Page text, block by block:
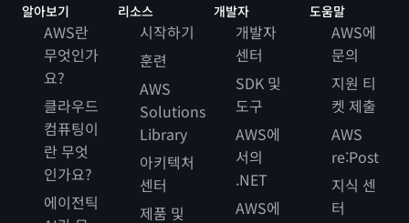
알아보기
AWS란
무엇인가
요?
클라우드
컴퓨팅이
란 무엇
인가요?
에이전틱
리소스
시작하기
훈련
AWS
Solutions
Library
아키텍처
센터
제품 및
개발자
개발자
센터
SDK 및
도구
AWS에
서의
.NET
AWS에
도움말
AWS에
문의
지원 티
켓 제출
AWS
re:Post
지식 센
터